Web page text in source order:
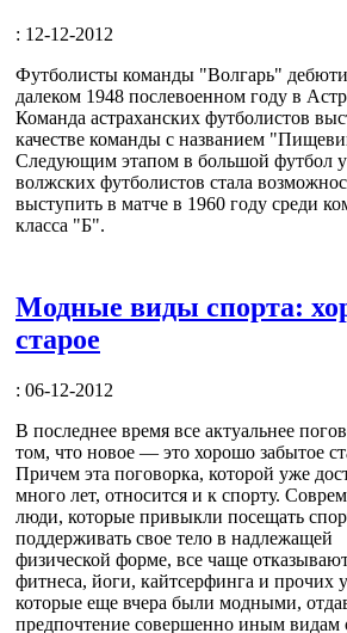
: 12-12-2012
Футболисты команды "Волгарь"
далеком 1948 послевоенном году в
Команда астраханских футболистов
качестве команды с названием
Следующим этапом в большой футбол у
волжских футболистов стала
выступить в матче в 1960 году среди
класса "Б".
Модные виды спорта:
старое
: 06-12-2012
В последнее время все актуальнее
том, что новое — это хорошо забытое
Причем эта поговорка, которой уже
много лет, относится и к спорту.
люди, которые привыкли посещать
поддерживать свое тело в надлежащей
физической форме, все чаще
фитнеса, йоги, кайтсерфинга и прочих
которые еще вчера были модными,
предпочтение совершенно иным видам